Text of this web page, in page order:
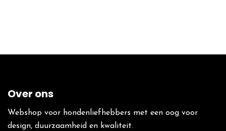
Over ons
Webshop voor hondenliefhebbers met een oog voor
design, duurzaamheid en kwaliteit.